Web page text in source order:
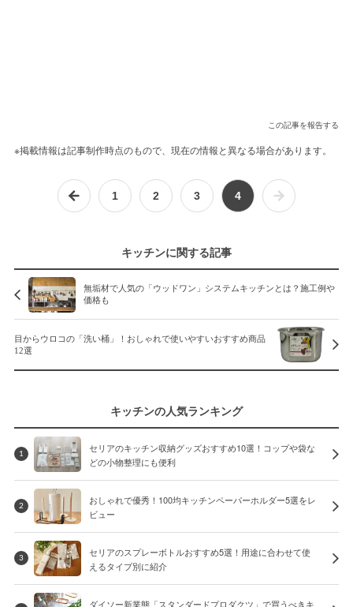
この記事を報告する
※掲載情報は記事制作時点のもので、現在の情報と異なる場合があります。
1 2 3 4
キッチンに関する記事
無垢材で人気の「ウッドワン」システムキッチンとは？施工例や
価格も
目からウロコの「洗い桶」！おしゃれで使いやすいおすすめ商品
12選
キッチンの人気ランキング
1
セリアのキッチン収納グッズおすすめ10選！コップや袋な
どの小物整理にも便利
2
おしゃれで優秀！100均キッチンペーパーホルダー5選をレ
ビュー
3
セリアのスプレーボトルおすすめ5選！用途に合わせて使
えるタイプ別に紹介
ダイソー新業態「スタンダードプロダクツ」で買うべきキ